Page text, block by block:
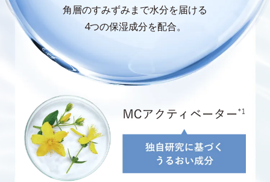
角層のすみずみまで水分を届ける
4つの保湿成分を配合。